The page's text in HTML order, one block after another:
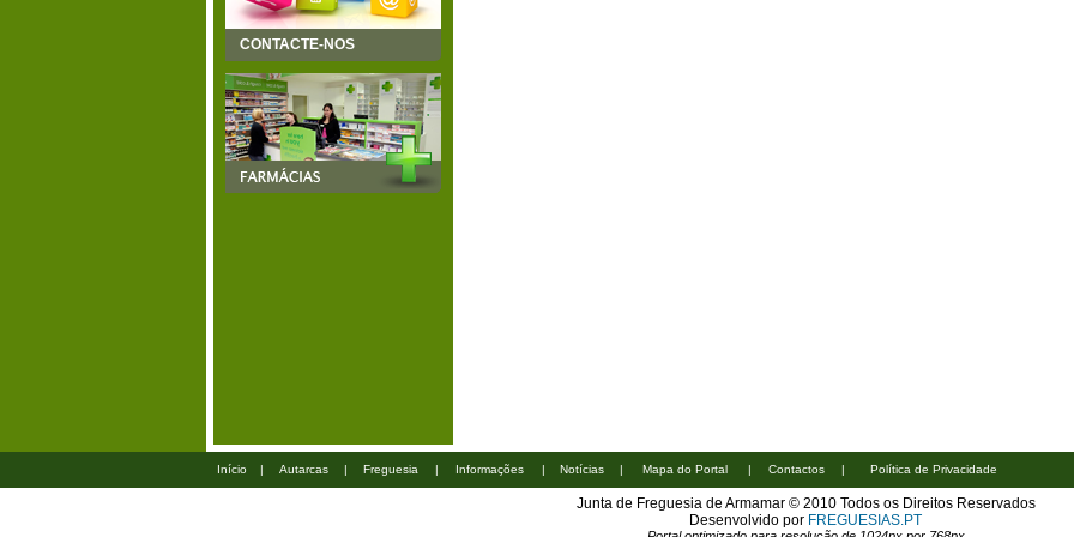
CONTACTE-NOS
Início | Autarcas | Freguesia | Informações | Notícias | Mapa do Portal | Contactos | Política de Privacidade
Junta de Freguesia de Armamar © 2010 Todos os Direitos Reservados
Desenvolvido por FREGUESIAS.PT